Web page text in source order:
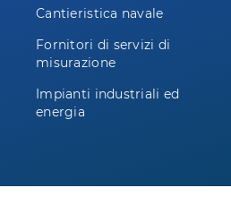
Cantieristica navale
Fornitori di servizi di
misurazione
Impianti industriali ed
energia